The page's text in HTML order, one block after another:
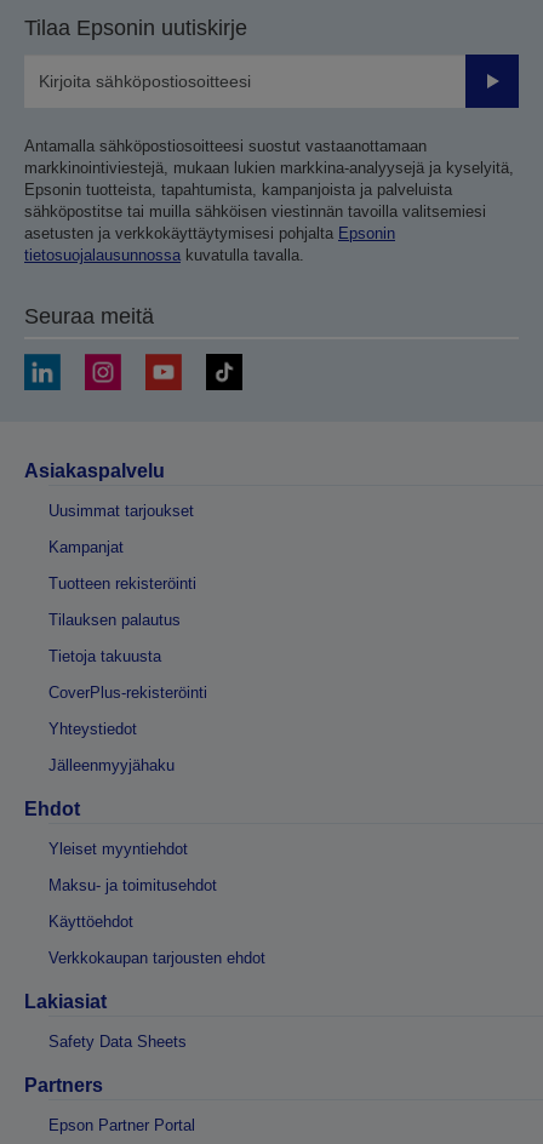
Tilaa Epsonin uutiskirje
Lähetä
Antamalla sähköpostiosoitteesi suostut vastaanottamaan
markkinointiviestejä, mukaan lukien markkina-analyysejä ja kyselyitä,
Epsonin tuotteista, tapahtumista, kampanjoista ja palveluista
sähköpostitse tai muilla sähköisen viestinnän tavoilla valitsemiesi
asetusten ja verkkokäyttäytymisesi pohjalta Epsonin
tietosuojalausunnossa kuvatulla tavalla.
Seuraa meitä
Asiakaspalvelu
Uusimmat tarjoukset
Kampanjat
Tuotteen rekisteröinti
Tilauksen palautus
Tietoja takuusta
CoverPlus-rekisteröinti
Yhteystiedot
Jälleenmyyjähaku
Ehdot
Yleiset myyntiehdot
Maksu- ja toimitusehdot
Käyttöehdot
Verkkokaupan tarjousten ehdot
Lakiasiat
Safety Data Sheets
Partners
Epson Partner Portal